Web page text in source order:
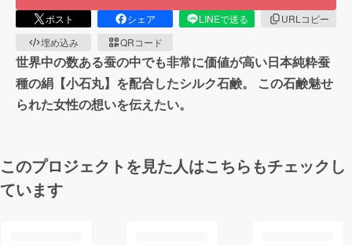
ポスト シェア LINEで送る
URLコピー
埋め込み
QRコード
世界中の数ある蚕の中でも非常に価値が高い日本純粋蚕
種の絹【小石丸】を配合したシルク石鹸。 この石鹸魅せ
られた女性の想いを伝えたい。
このプロジェクトを見た人はこちらもチェックし
ています